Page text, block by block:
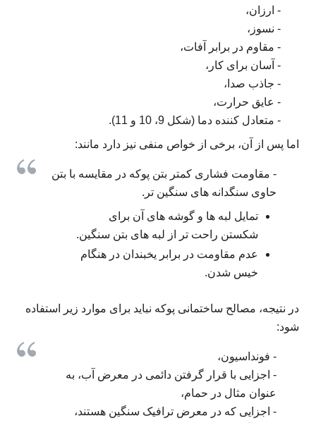
- ارزان،
- نسوز،
- مقاوم در برابر آفات،
- آسان برای کار،
- جاذب صدا،
- عایق حرارت،
- متعادل کننده دما (شکل 9، 10 و 11).
اما پس از آن، برخی از خواص منفی نیز دارد مانند:
- مقاومت فشاری کمتر بتن پوکه در مقایسه با بتن
حاوی سنگدانه های سنگین تر.
تمایل لبه ها و گوشه های آن برای
شکستن راحت تر از لبه های بتن سنگین.
عدم مقاومت در برابر یخبندان در هنگام
خیس شدن.
در نتیجه، مصالح ساختمانی پوکه نباید برای موارد زیر استفاده
شود:
- فونداسیون،
- اجزایی با قرار گرفتن دائمی در معرض آب، به
عنوان مثال در حمام،
- اجزایی که در معرض ترافیک سنگین هستند،